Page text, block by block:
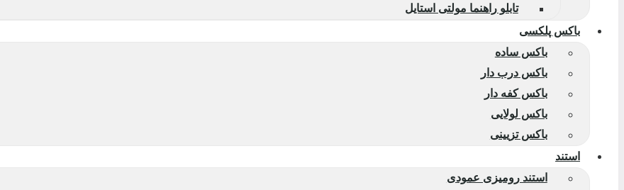
تابلو راهنما مولتی استایل
باکس پلکسی
باکس ساده
باکس درب دار
باکس کفه دار
باکس لولایی
باکس تزیینی
استند
استند رومیزی عمودی